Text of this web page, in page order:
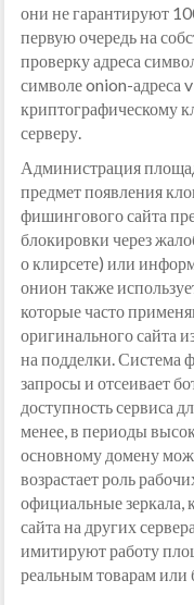
они не гарантируют
первую очередь на
проверку адреса
символе onion-адреса
криптографическому
серверу.
Администрация
предмет появления
фишингового сайта
блокировки через
о клирсете) или
онион также
которые часто
оригинального сайта
на подделки. Система
запросы и отсеивает
доступность сервиса
менее, в периоды
основному домену
возрастает роль
официальные
сайта на других
имитируют работу
реальным товарам или